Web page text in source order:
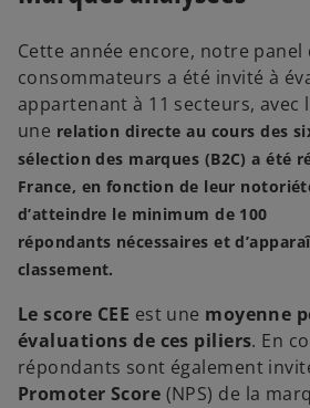
Cette année encore, notre panel
consommateurs a été invité à
appartenant à 11 secteurs, avec
une relation directe au cours des
sélection des marques (B2C) a été
France, en fonction de leur
d’atteindre le minimum de 100
répondants nécessaires et
classement.
Le score CEE est une moyenne
évaluations de ces piliers. En
répondants sont également
Promoter Score (NPS) de la